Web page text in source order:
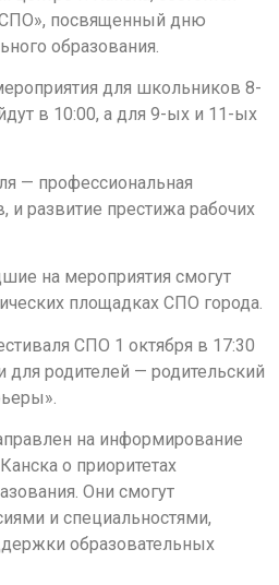
посвященный дню
образования.
для школьников 8-
в 10:00, а для 9-ых и 11-ых
— профессиональная
и развитие престижа рабочих
на мероприятия смогут
площадках СПО города.
СПО 1 октября в 17:30
для родителей — родительский
на информирование
о приоритетах
Они смогут
и специальностями,
образовательных